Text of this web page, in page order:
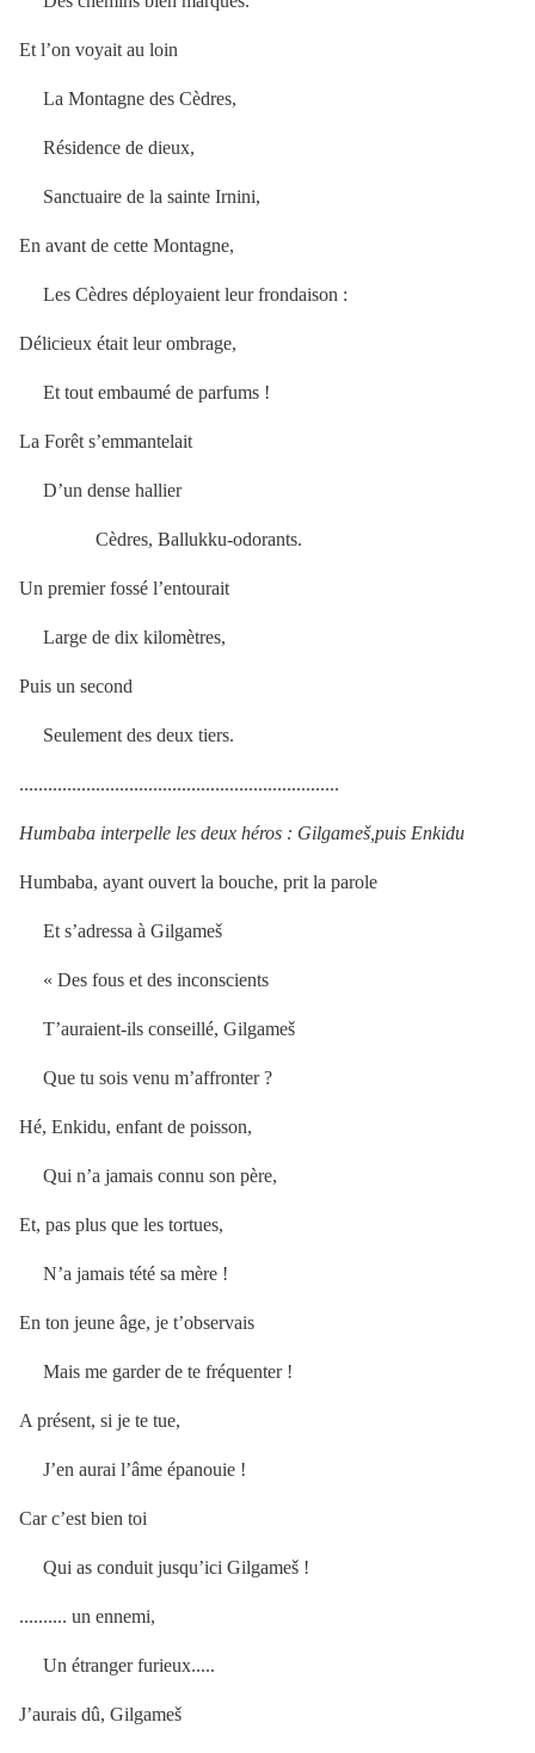
Et l’on voyait au loin
La Montagne des Cèdres,
Résidence de dieux,
Sanctuaire de la sainte Irnini,
En avant de cette Montagne,
Les Cèdres déployaient leur frondaison :
Délicieux était leur ombrage,
Et tout embaumé de parfums !
La Forêt s’emmantelait
D’un dense hallier
Cèdres, Ballukku-odorants.
Un premier fossé l’entourait
Large de dix kilomètres,
Puis un second
Seulement des deux tiers.
...................................................................
Humbaba interpelle les deux héros : Gilgameš,puis Enkidu
Humbaba, ayant ouvert la bouche, prit la parole
Et s’adressa à Gilgameš
« Des fous et des inconscients
T’auraient-ils conseillé, Gilgameš
Que tu sois venu m’affronter ?
Hé, Enkidu, enfant de poisson,
Qui n’a jamais connu son père,
Et, pas plus que les tortues,
N’a jamais tété sa mère !
En ton jeune âge, je t’observais
Mais me garder de te fréquenter !
A présent, si je te tue,
J’en aurai l’âme épanouie !
Car c’est bien toi
Qui as conduit jusqu’ici Gilgameš !
.......... un ennemi,
Un étranger furieux.....
J’aurais dû, Gilgameš